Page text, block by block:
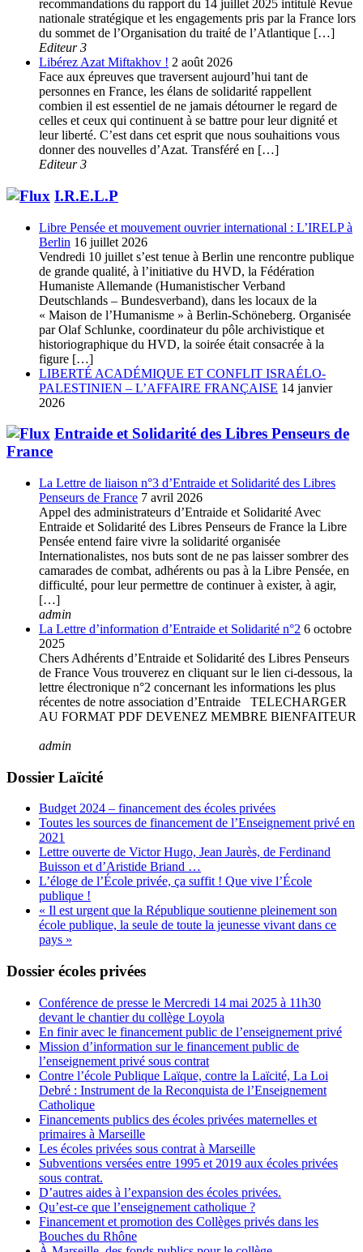
recommandations du rapport du 14 juillet 2025 intitulé Revue
nationale stratégique et les engagements pris par la France lors
du sommet de l’Organisation du traité de l’Atlantique […]
Editeur 3
Libérez Azat Miftakhov ! 2 août 2026
Face aux épreuves que traversent aujourd’hui tant de
personnes en France, les élans de solidarité rappellent
combien il est essentiel de ne jamais détourner le regard de
celles et ceux qui continuent à se battre pour leur dignité et
leur liberté. C’est dans cet esprit que nous souhaitions vous
donner des nouvelles d’Azat. Transféré en […]
Editeur 3
I.R.E.L.P
Libre Pensée et mouvement ouvrier international : L’IRELP à
Berlin 16 juillet 2026
Vendredi 10 juillet s’est tenue à Berlin une rencontre publique
de grande qualité, à l’initiative du HVD, la Fédération
Humaniste Allemande (Humanistischer Verband
Deutschlands – Bundesverband), dans les locaux de la
« Maison de l’Humanisme » à Berlin-Schöneberg. Organisée
par Olaf Schlunke, coordinateur du pôle archivistique et
historiographique du HVD, la soirée était consacrée à la
figure […]
LIBERTÉ ACADÉMIQUE ET CONFLIT ISRAÉLO-
PALESTINIEN – L’AFFAIRE FRANÇAISE 14 janvier
2026
Entraide et Solidarité des Libres Penseurs de
France
La Lettre de liaison n°3 d’Entraide et Solidarité des Libres
Penseurs de France 7 avril 2026
Appel des administrateurs d’Entraide et Solidarité Avec
Entraide et Solidarité des Libres Penseurs de France la Libre
Pensée entend faire vivre la solidarité organisée
Internationalistes, nos buts sont de ne pas laisser sombrer des
camarades de combat, adhérents ou pas à la Libre Pensée, en
difficulté, pour leur permettre de continuer à exister, à agir,
[…]
admin
La Lettre d’information d’Entraide et Solidarité n°2 6 octobre
2025
Chers Adhérents d’Entraide et Solidarité des Libres Penseurs
de France Vous trouverez en cliquant sur le lien ci-dessous, la
lettre électronique n°2 concernant les informations les plus
récentes de notre association d’Entraide TELECHARGER
AU FORMAT PDF DEVENEZ MEMBRE BIENFAITEUR
admin
Dossier Laïcité
Budget 2024 – financement des écoles privées
Toutes les sources de financement de l’Enseignement privé en
2021
Lettre ouverte de Victor Hugo, Jean Jaurès, de Ferdinand
Buisson et d’Aristide Briand …
L’éloge de l’École privée, ça suffit ! Que vive l’École
publique !
« Il est urgent que la République soutienne pleinement son
école publique, la seule de toute la jeunesse vivant dans ce
pays »
Dossier écoles privées
Conférence de presse le Mercredi 14 mai 2025 à 11h30
devant le chantier du collège Loyola
En finir avec le financement public de l’enseignement privé
Mission d’information sur le financement public de
l’enseignement privé sous contrat
Contre l’école Publique Laïque, contre la Laïcité, La Loi
Debré : Instrument de la Reconquista de l’Enseignement
Catholique
Financements publics des écoles privées maternelles et
primaires à Marseille
Les écoles privées sous contrat à Marseille
Subventions versées entre 1995 et 2019 aux écoles privées
sous contrat.
D’autres aides à l’expansion des écoles privées.
Qu’est-ce que l’enseignement catholique ?
Financement et promotion des Collèges privés dans les
Bouches du Rhône